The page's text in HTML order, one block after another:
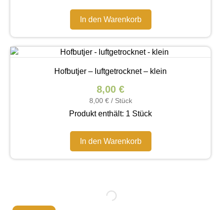
In den Warenkorb
Hofbutjer – luftgetrocknet – klein
8,00 €
8,00 €/ Stück
Produkt enthält: 1 Stück
In den Warenkorb